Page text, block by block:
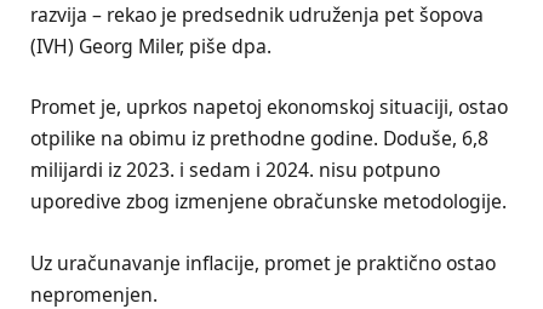
razvija – rekao je predsednik udruženja pet šopova
(IVH) Georg Miler, piše dpa.
Promet je, uprkos napetoj ekonomskoj situaciji, ostao
otpilike na obimu iz prethodne godine. Doduše, 6,8
milijardi iz 2023. i sedam i 2024. nisu potpuno
uporedive zbog izmenjene obračunske metodologije.
Uz uračunavanje inflacije, promet je praktično ostao
nepromenjen.